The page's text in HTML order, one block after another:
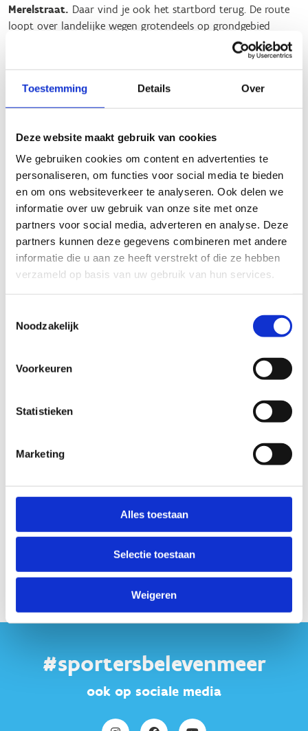
Toestemming Details Over
Deze website maakt gebruik van cookies
We gebruiken cookies om content en advertenties te
personaliseren, om functies voor social media te bieden
en om ons websiteverkeer te analyseren. Ook delen we
informatie over uw gebruik van onze site met onze
partners voor social media, adverteren en analyse. Deze
partners kunnen deze gegevens combineren met andere
informatie die u aan ze heeft verstrekt of die ze hebben
verzameld op basis van uw gebruik van hun services.
Noodzakelijk
Voorkeuren
Statistieken
Marketing
Alles toestaan
Selectie toestaan
Weigeren
Merelstraat. Daar vind je ook het startbord terug. De route
loopt over landelijke wegen grotendeels op grondgebied
Emelgem maar neemt ook een stukje Ingelmunster mee waar
(Veldstraat-
de routeKachtem
(kruispunt Vernagelingstraat-
Izegemsestraat).
De totale afstand van de route is 12kmen je volgt
hiervoor de blauwe signalisatie.
Parkeermogelijkheid: Sportcentrum Emelgem.
Het Skeelernetwerk Midwestwaaiert uit over de gemeenten
Ardooie, Hooglede, Ingelmunster, Izegem, Ledegem,
Lichtervelde, Meulebeke, Moorslede, Oostrozebeke, Pittem,
Roeselare, Ruiselede, Staden, Tielt, Wielsbeke en Wingene met
een totale afstand van circa 450km.
landschap. Naast de mooie uitzichten zijn er ook leuke
rustplekjes. Je ontdekt de troeven van de 16 gemeenten in drie
Westhoek. Zowel de recreatieve als de gevorderde skeeleraars
komen hierbij aan hun trekken. Ook lopers, wandelaars,
fietsers, … kunnen genieten van dit uniek netwerk binnen de
regio Midwest!
Startplaatsen
#sportersbelevenmeer
ook op sociale media